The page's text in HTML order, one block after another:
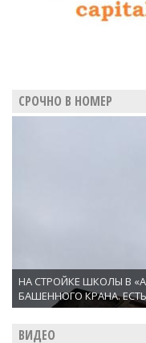
СРОЧНО В НОМЕР
НА СТРОЙКЕ ШКОЛЫ В
БАШЕННОГО КРАНА.
ВИДЕО